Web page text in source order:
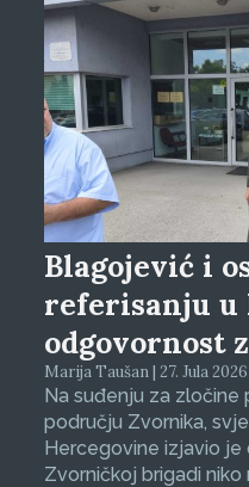
Blagojević i
referisanju u
odgovornost
Marija Taušan | 27. Jula 2026
Na suđenju za zločine
području Zvornika,
Hercegovine izjavio je
Zvorničkoj brigadi